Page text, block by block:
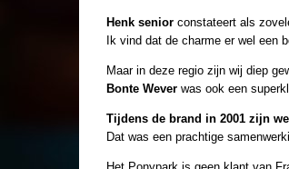
Henk senior constateert als
Ik vind dat de charme er wel een
Maar in deze regio zijn wij diep
Bonte Wever was ook een
Tijdens de brand in 2001 zijn
Dat was een prachtige